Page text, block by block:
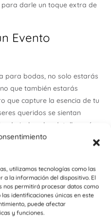
utilizamos tecnologías como las
la información del dispositivo. El
nos permitirá procesar datos como
identificaciones únicas en este
puede afectar
y funciones.
darle un toque extra de
Evento
para bodas, no solo estarás
que también estarás
que capture la esencia de tu
queridos se sientan
incluso los detalles más
la tuya hoy y haz que tu
a través del correo
o de whatsapp para
detalle para bodas y